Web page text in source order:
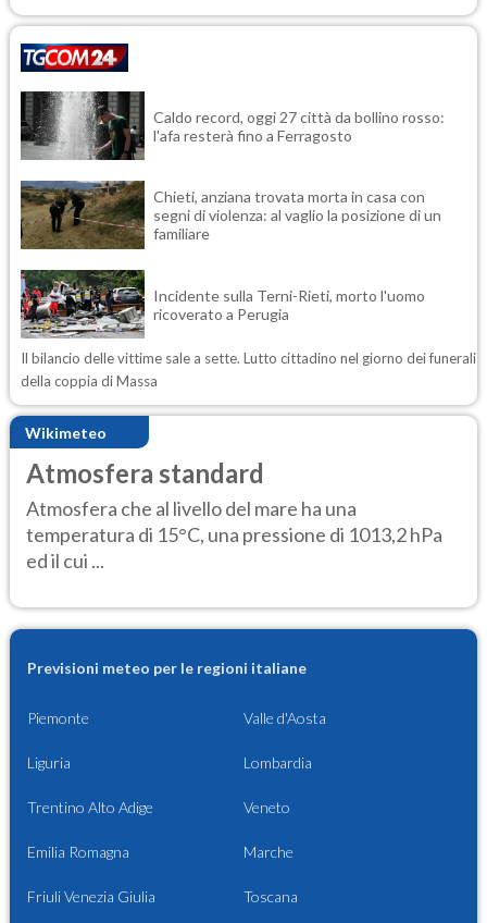
Caldo record, oggi 27 città da bollino rosso:
l'afa resterà fino a Ferragosto
Chieti, anziana trovata morta in casa con
segni di violenza: al vaglio la posizione di un
familiare
Incidente sulla Terni-Rieti, morto l'uomo
ricoverato a Perugia
Il bilancio delle vittime sale a sette. Lutto cittadino nel giorno dei funerali
della coppia di Massa
Wikimeteo
Atmosfera standard
Atmosfera che al livello del mare ha una
temperatura di 15°C, una pressione di 1013,2 hPa
ed il cui ...
Previsioni meteo per le regioni italiane
Piemonte Valle d'Aosta
Liguria Lombardia
Trentino Alto Adige Veneto
Emilia Romagna Marche
Friuli Venezia Giulia Toscana